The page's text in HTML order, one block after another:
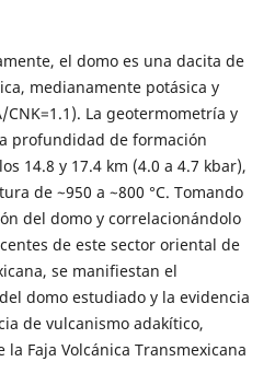
el domo es una dacita de
medianamente potásica y
La geotermometría y
profundidad de formación
14.8 y 17.4 km (4.0 a 4.7 kbar),
de ~950 a ~800 °C. Tomando
del domo y correlacionándolo
de este sector oriental de
se manifiestan el
domo estudiado y la evidencia
de vulcanismo adakítico,
Faja Volcánica Transmexicana